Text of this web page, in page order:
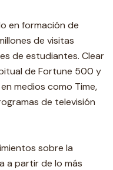
en formación de
de visitas
de estudiantes. Clear
de Fortune 500 y
medios como Time,
de televisión
sobre la
a partir de lo más